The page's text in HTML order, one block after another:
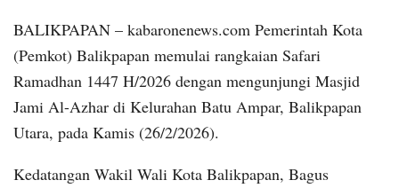
BALIKPAPAN – kabaronenews.com Pemerintah Kota
(Pemkot) Balikpapan memulai rangkaian Safari
Ramadhan 1447 H/2026 dengan mengunjungi Masjid
Jami Al-Azhar di Kelurahan Batu Ampar, Balikpapan
Utara, pada Kamis (26/2/2026).
Kedatangan Wakil Wali Kota Balikpapan, Bagus